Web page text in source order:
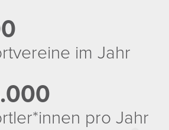
im Jahr
pro Jahr